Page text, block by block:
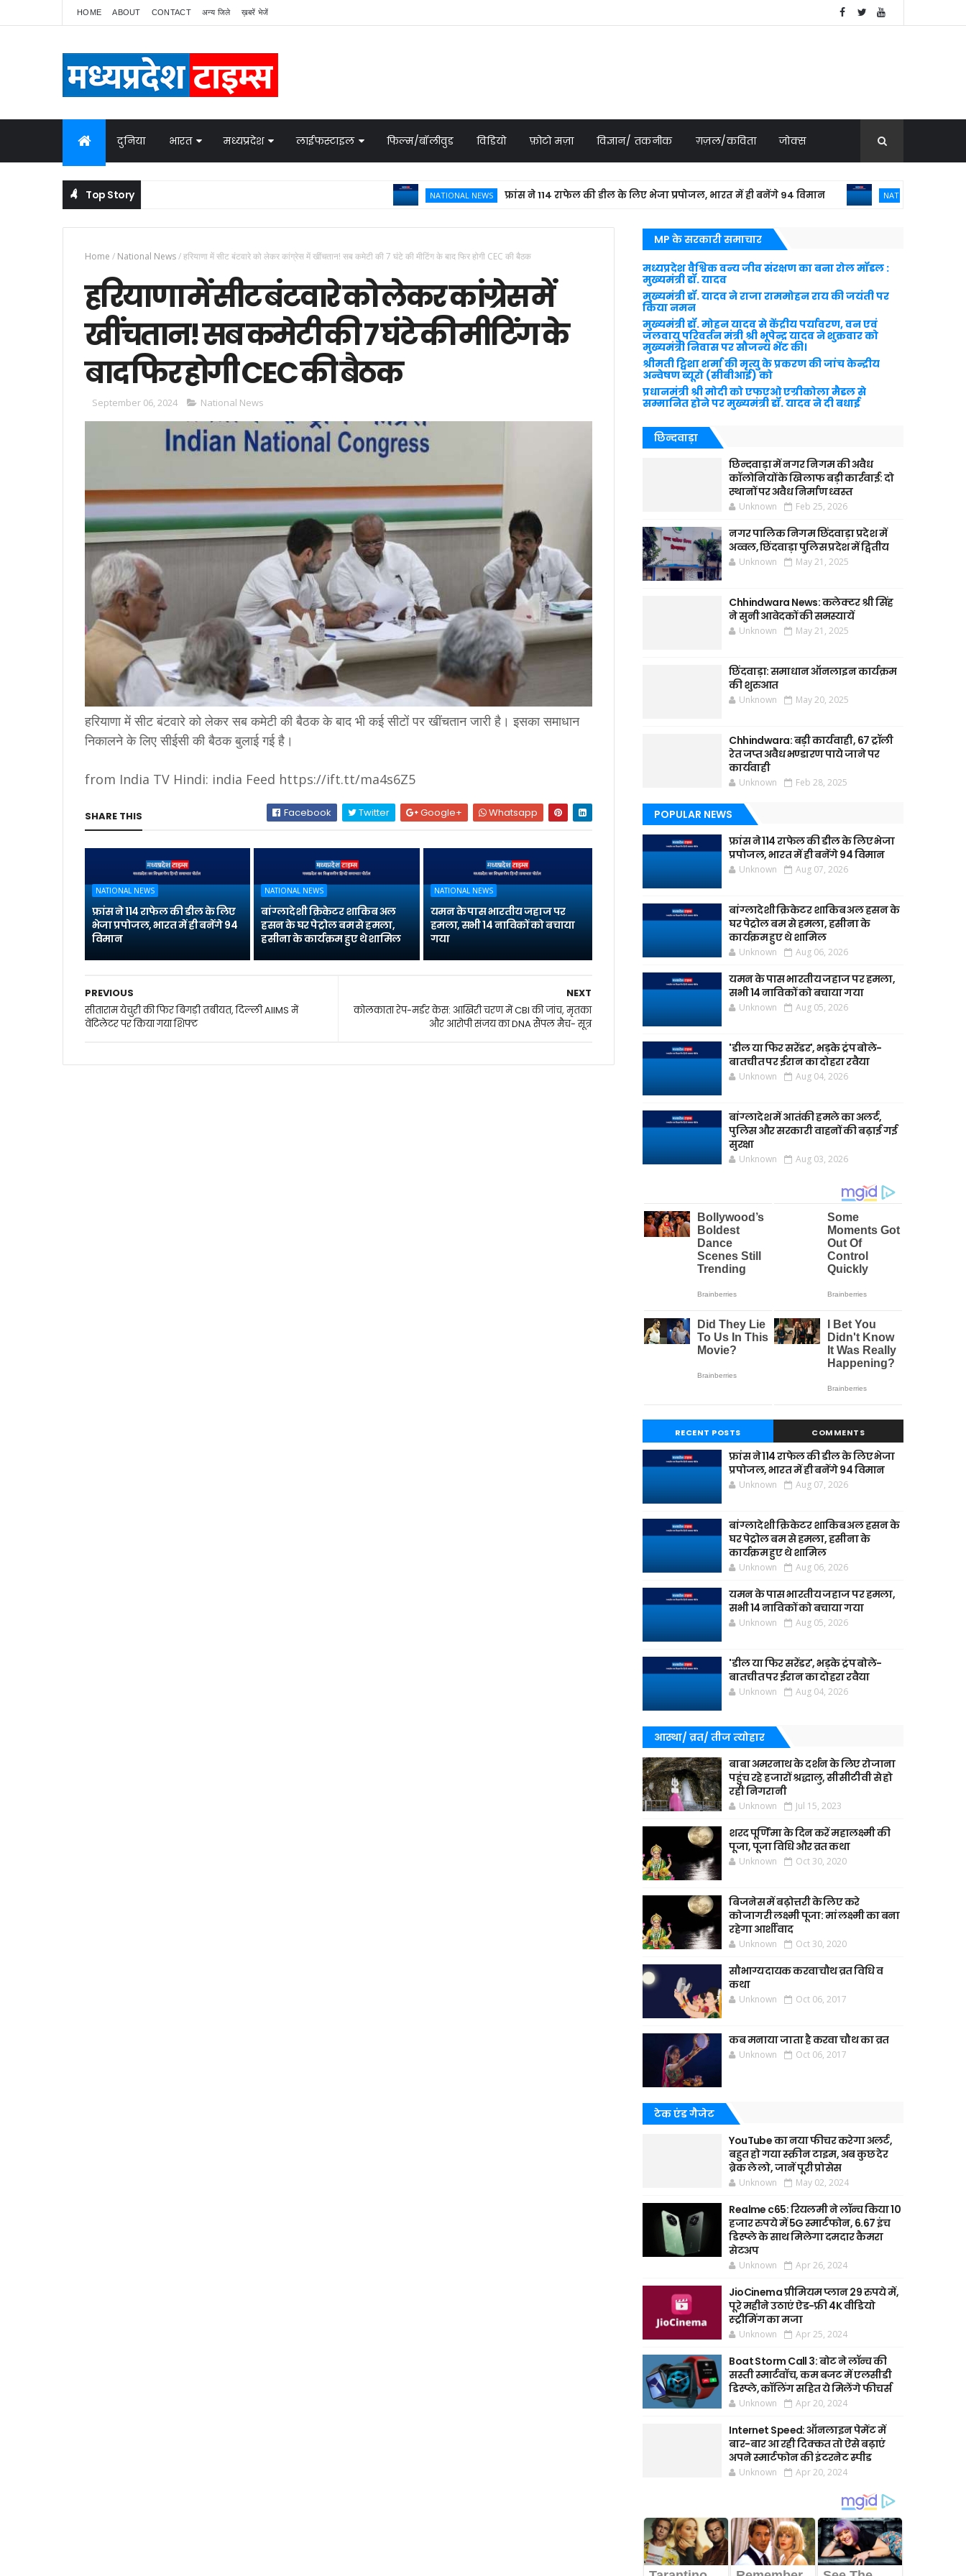
HOME ABOUT CONTACT अन्य जिले ख़बरें भेजें
दुनिया भारत मध्यप्रदेश लाईफस्टाइल फिल्म/बॉलीवुड विडियो फ़ोटो मज़ा विज्ञान/ तकनीक ग़ज़ल/कविता जोक्स
Top Story NATIONAL NEWS फ्रांस ने 114 राफेल की डील के लिए भेजा प्रपोजल, भारत में ही बनेंगे 94 विमान NATIONAL NEWS
Home / National News/हरियाणा में सीट बंटवारे को लेकर कांग्रेस में खींचतान! सब कमेटी की 7 घंटे की मीटिंग के बाद फिर होगी CEC की बैठक
हरियाणा में सीट बंटवारे को लेकर कांग्रेस में
खींचतान! सब कमेटी की 7 घंटे की मीटिंग के
बाद फिर होगी CEC की बैठक
September 06, 2024 National News
हरियाणा में सीट बंटवारे को लेकर सब कमेटी की बैठक के बाद भी कई सीटों पर खींचतान जारी है। इसका समाधान
निकालने के लिए सीईसी की बैठक बुलाई गई है।
from India TV Hindi: india Feed https://ift.tt/ma4s6Z5
SHARE THIS Facebook Twitter Google+ Whatsapp
NATIONAL NEWS
फ्रांस ने 114 राफेल की डील के लिए
भेजा प्रपोजल, भारत में ही बनेंगे 94
विमान
NATIONAL NEWS
बांग्लादेशी क्रिकेटर शाकिब अल
हसन के घर पेट्रोल बम से हमला,
हसीना के कार्यक्रम हुए थे शामिल
NATIONAL NEWS
यमन के पास भारतीय जहाज पर
हमला, सभी 14 नाविकों को बचाया
गया
NEXT
कोलकाता रेप-मर्डर केस: आखिरी चरण में CBI की जांच, मृतका
और आरोपी संजय का DNA सैंपल मैच- सूत्र
PREVIOUS
सीताराम येचुरी की फिर बिगड़ी तबीयत, दिल्ली AIIMS में
वेंटिलेटर पर किया गया शिफ्ट
MP के सरकारी समाचार
मध्यप्रदेश वैश्विक वन्य जीव संरक्षण का बना रोल मॉडल :
मुख्यमंत्री डॉ. यादव
मुख्यमंत्री डॉ. यादव ने राजा राममोहन राय की जयंती पर
किया नमन
मुख्यमंत्री डॉ. मोहन यादव से केंद्रीय पर्यावरण, वन एवं
जलवायु परिवर्तन मंत्री श्री भूपेन्द्र यादव ने शुक्रवार को
मुख्यमंत्री निवास पर सौजन्य भेंट की।
श्रीमती ट्विशा शर्मा की मृत्यु के प्रकरण की जांच केन्द्रीय
अन्वेषण ब्यूरो (सीबीआई) को
प्रधानमंत्री श्री मोदी को एफएओ एग्रीकोला मैडल से
सम्मानित होने पर मुख्यमंत्री डॉ. यादव ने दी बधाई
छिन्दवाड़ा
छिन्दवाड़ा में नगर निगम की अवैध
कॉलोनियों के खिलाफ बड़ी कार्रवाई: दो
स्थानों पर अवैध निर्माण ध्वस्त
Unknown Feb 25, 2026
नगर पालिक निगम छिंदवाड़ा प्रदेश में
अव्वल, छिंदवाड़ा पुलिस प्रदेश में द्वितीय
Unknown May 21, 2025
Chhindwara News: कलेक्टर श्री सिंह
ने सुनी आवेदकों की समस्यायें
Unknown May 21, 2025
छिंदवाड़ा: समाधान ऑनलाइन कार्यक्रम
की शुरुआत
Unknown May 20, 2025
Chhindwara: बड़ी कार्यवाही, 67 ट्रॉली
रेत जप्त अवैध भण्डारण पाये जाने पर
कार्यवाही
Unknown Feb 28, 2025
POPULAR NEWS
फ्रांस ने 114 राफेल की डील के लिए भेजा
प्रपोजल, भारत में ही बनेंगे 94 विमान
Unknown Aug 07, 2026
बांग्लादेशी क्रिकेटर शाकिब अल हसन के
घर पेट्रोल बम से हमला, हसीना के
कार्यक्रम हुए थे शामिल
Unknown Aug 06, 2026
यमन के पास भारतीय जहाज पर हमला,
सभी 14 नाविकों को बचाया गया
Unknown Aug 05, 2026
'डील या फिर सरेंडर', भड़के ट्रंप बोले-
बातचीत पर ईरान का दोहरा रवैया
Unknown Aug 04, 2026
बांग्लादेश में आतंकी हमले का अलर्ट,
पुलिस और सरकारी वाहनों की बढ़ाई गई
सुरक्षा
Unknown Aug 03, 2026
RECENT POSTS COMMENTS
फ्रांस ने 114 राफेल की डील के लिए भेजा
प्रपोजल, भारत में ही बनेंगे 94 विमान
Unknown Aug 07, 2026
बांग्लादेशी क्रिकेटर शाकिब अल हसन के
घर पेट्रोल बम से हमला, हसीना के
कार्यक्रम हुए थे शामिल
Unknown Aug 06, 2026
यमन के पास भारतीय जहाज पर हमला,
सभी 14 नाविकों को बचाया गया
Unknown Aug 05, 2026
'डील या फिर सरेंडर', भड़के ट्रंप बोले-
बातचीत पर ईरान का दोहरा रवैया
Unknown Aug 04, 2026
आस्था/ व्रत/ तीज त्‍योहार
बाबा अमरनाथ के दर्शन के लिए रोजाना
पहुंच रहे हजारों श्रद्धालु, सीसीटीवी से हो
रही निगरानी
Unknown Jul 15, 2023
शरद पूर्णिमा के दिन करें महालक्ष्मी की
पूजा, पूजा विधि और व्रत कथा
Unknown Oct 30, 2020
बिजनेस में बढ़ोत्तरी के लिए करे
कोजागरी लक्ष्मी पूजा: मां लक्ष्मी का बना
रहेगा आर्शीवाद
Unknown Oct 30, 2020
सौभाग्यदायक करवाचौथ व्रत विधि व
कथा
Unknown Oct 06, 2017
कब मनाया जाता है करवा चौथ का व्रत
Unknown Oct 06, 2017
टेक एंड गैजेट
YouTube का नया फीचर करेगा अलर्ट,
बहुत हो गया स्क्रीन टाइम, अब कुछ देर
ब्रेक ले लो, जानें पूरी प्रोसेस
Unknown May 02, 2024
Realme c65: रियलमी ने लॉन्च किया 10
हजार रुपये में 5G स्मार्टफोन, 6.67 इंच
डिस्प्ले के साथ मिलेगा दमदार कैमरा
सेटअप
Unknown Apr 26, 2024
JioCinema प्रीमियम प्लान 29 रुपये में,
पूरे महीने उठाएं ऐड-फ्री 4K वीडियो
स्ट्रीमिंग का मजा
Unknown Apr 25, 2024
Boat Storm Call 3: बोट ने लॉन्च की
सस्ती स्मार्टवॉच, कम बजट में एलसीडी
डिस्प्ले, कॉलिंग सहित ये मिलेंगे फीचर्स
Unknown Apr 20, 2024
Internet Speed: ऑनलाइन पेमेंट में
बार-बार आ रही दिक्कत तो ऐसे बढ़ाएं
अपने स्मार्टफोन की इंटरनेट स्पीड
Unknown Apr 20, 2024